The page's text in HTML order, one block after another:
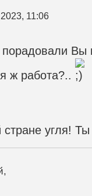
11:06
порадовали
ж работа?..
угля!